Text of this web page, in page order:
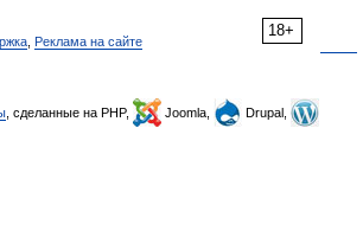
18+
Реклама на сайте
, сделанные на PHP, Joomla,
Drupal,